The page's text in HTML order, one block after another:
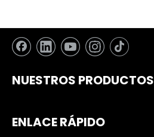
NUESTROS PRODUCTOS
ENLACE RÁPIDO